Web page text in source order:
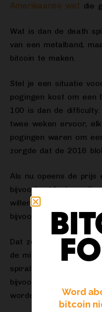
Amerikaanse wet die
Wat is dan de death
van een metalband,
bitcoin te maken.
Stel je een situatie
pogingen kost om een
100 is dan de
twee weken ervoor,
pogingen waren om
zorgde dat de 2016
Als nu opeens de prijs
bijvoorbeeld), dan
willen (en kunnen!)
bijvoorbeeld niet
Dat zou kunnen
de miners ermee
spiral is dat er zó veel
bijvoorbeeld nog maar
worden gedaan.Word
bitcoin